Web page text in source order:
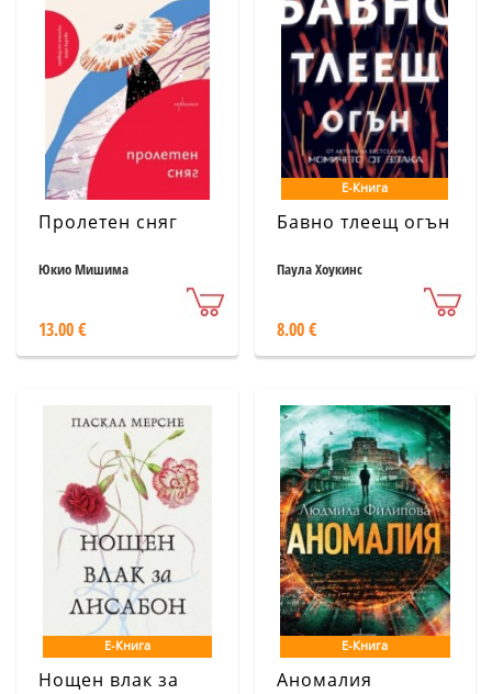
Пролетен сняг
Юкио Мишима
13.00 €
Е-Книга
Бавно тлеещ огън
Паула Хоукинс
8.00 €
Е-Книга
Нощен влак за
Е-Книга
Аномалия